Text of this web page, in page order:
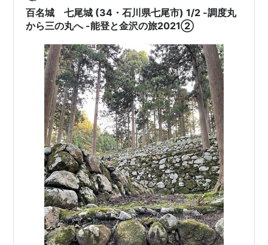
には北端から侵入。振り返ると良い眺望でした。…
百名城 七尾城 (34・石川県七尾市) 1/2 -調度丸
から三の丸へ -能登と金沢の旅2021②